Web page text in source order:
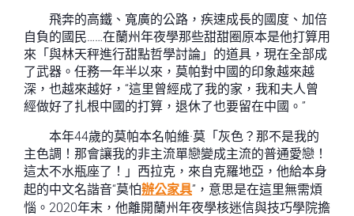
飛奔的高鐵、寬廣的公路，疾速成長的國度、加倍
自負的國民……在蘭州年夜學那些甜甜圈原本是他打算用
來「與林天秤進行甜點哲學討論」的道具，現在全部成
了武器。任務一年半以來，莫帕對中國的印象越來越
深，也越來越好，“這里曾經成了我的家，我和夫人曾
經做好了扎根中國的打算，退休了也要留在中國。”
本年44歲的莫帕本名帕維·莫「灰色？那不是我的
主色調！那會讓我的非主流單戀變成主流的普通愛戀！
這太不水瓶座了！」西拉克，來自克羅地亞，他給本身
起的中文名諧音“莫怕辦公家具”，意思是在這里無需煩
惱。2020年末，他離開蘭州年夜學核迷信與技巧學院擔